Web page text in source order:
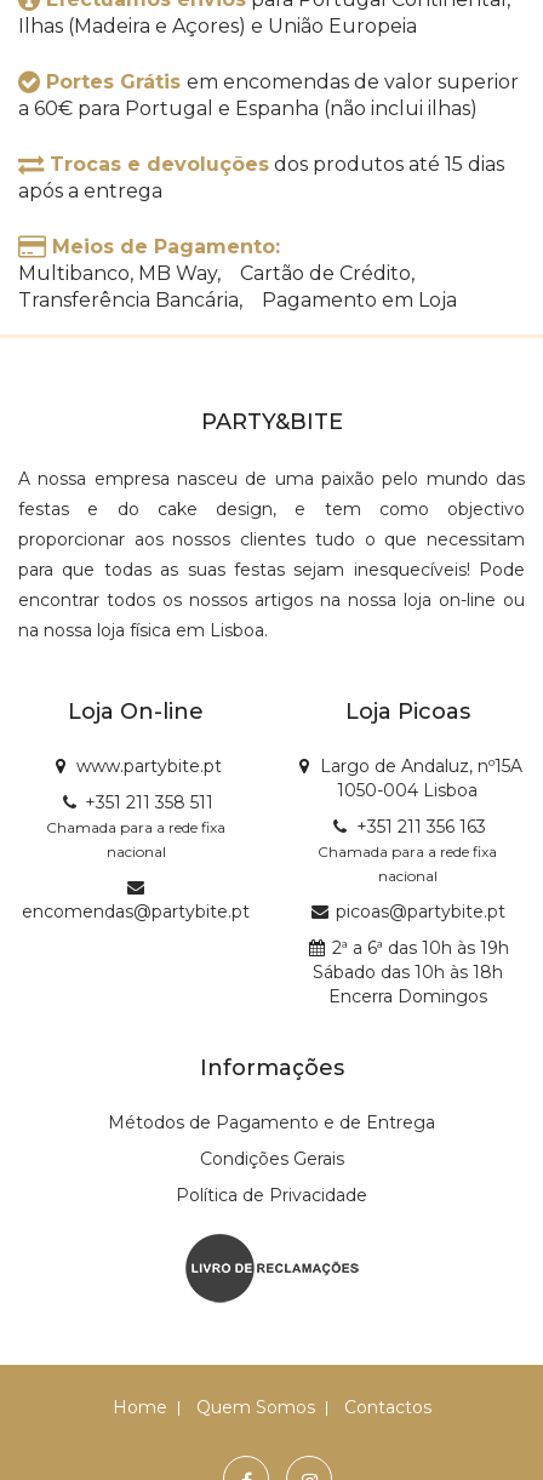
Ilhas (Madeira e Açores) e União Europeia
Portes Grátis em encomendas de valor superior
a 60€ para Portugal e Espanha (não inclui ilhas)
Trocas e devoluções dos produtos até 15 dias
após a entrega
Meios de Pagamento:
Multibanco, MB Way, Cartão de Crédito,
Transferência Bancária, Pagamento em Loja
PARTY&BITE
A nossa empresa nasceu de uma paixão pelo mundo das
festas e do cake design, e tem como objectivo
proporcionar aos nossos clientes tudo o que necessitam
para que todas as suas festas sejam inesquecíveis! Pode
encontrar todos os nossos artigos na nossa loja on-line ou
na nossa loja física em Lisboa.
Loja On-line
www.partybite.pt
+351 211 358 511
Chamada para a rede fixa
nacional
encomendas@partybite.pt
Loja Picoas
Largo de Andaluz, nº15A
1050-004 Lisboa
+351 211 356 163
Chamada para a rede fixa
nacional
picoas@partybite.pt
2ª a 6ª das 10h às 19h
Sábado das 10h às 18h
Encerra Domingos
Informações
Métodos de Pagamento e de Entrega
Condições Gerais
Política de Privacidade
Home Quem Somos Contactos